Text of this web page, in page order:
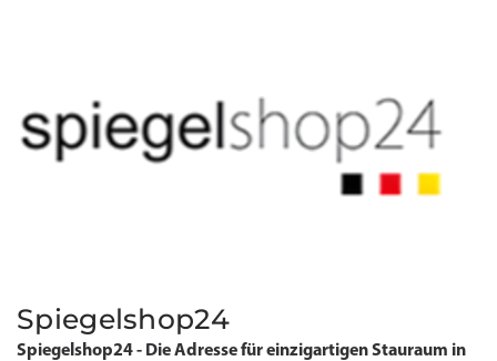
Spiegelshop24
Spiegelshop24 - Die Adresse für einzigartigen Stauraum in